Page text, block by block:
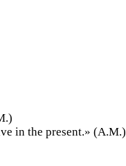
in the present.» (А.М.)